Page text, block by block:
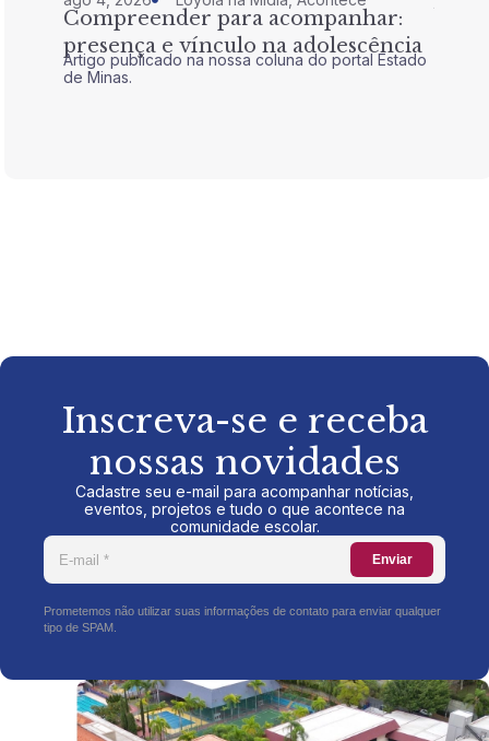
Compreender para acompanhar:
presença e vínculo na adolescência
Artigo publicado na nossa coluna do portal Estado
de Minas.
Inscreva-se e receba
nossas novidades
Cadastre seu e-mail para acompanhar notícias,
eventos, projetos e tudo o que acontece na
comunidade escolar.
Enviar
Prometemos não utilizar suas informações de contato para enviar qualquer
tipo de SPAM.